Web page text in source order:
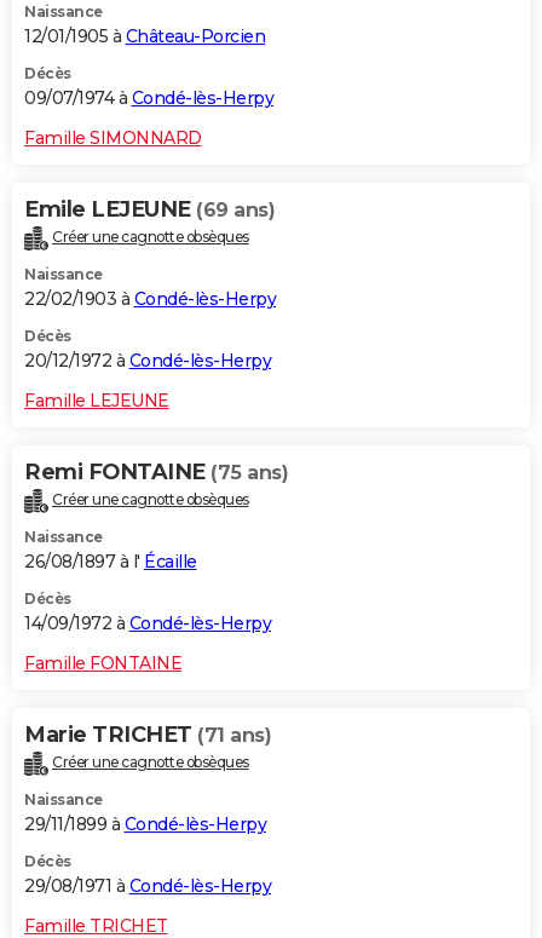
Naissance
12/01/1905 à Château-Porcien
Décès
09/07/1974 à Condé-lès-Herpy
Famille SIMONNARD
Emile LEJEUNE (69 ans)
Créer une cagnotte obsèques
Naissance
22/02/1903 à Condé-lès-Herpy
Décès
20/12/1972 à Condé-lès-Herpy
Famille LEJEUNE
Remi FONTAINE (75 ans)
Créer une cagnotte obsèques
Naissance
26/08/1897 à l' Écaille
Décès
14/09/1972 à Condé-lès-Herpy
Famille FONTAINE
Marie TRICHET (71 ans)
Créer une cagnotte obsèques
Naissance
29/11/1899 à Condé-lès-Herpy
Décès
29/08/1971 à Condé-lès-Herpy
Famille TRICHET